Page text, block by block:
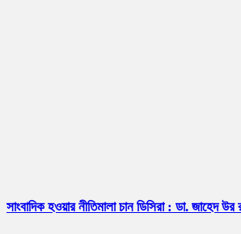
সাংবাদিক হওয়ার নীতিমালা চান ডিসিরা : ডা. জাহেদ উর